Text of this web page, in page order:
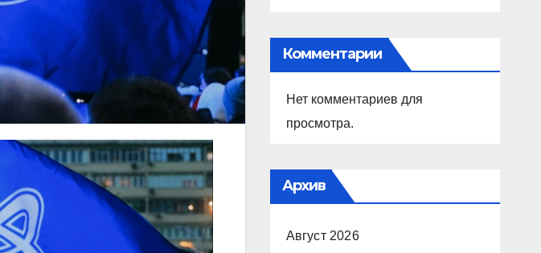
Комментарии
Нет комментариев для
просмотра.
Архив
Август 2026